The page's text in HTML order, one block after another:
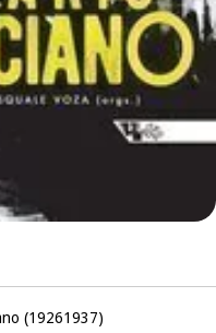
(19261937)